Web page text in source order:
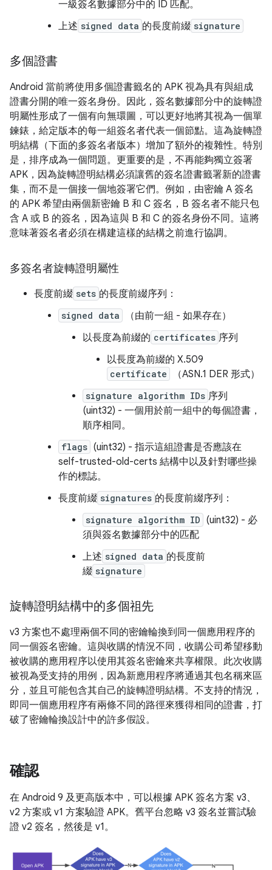
一級簽名數據部分中的 ID 匹配。
上述 signed data 的長度前綴 signature
多個證書
Android 當前將使用多個證書籤名的 APK 視為具有與組成
證書分開的唯一簽名身份。因此，簽名數據部分中的旋轉證
明屬性形成了一個有向無環圖，可以更好地將其視為一個單
鍊錶，給定版本的每一組簽名者代表一個節點。這為旋轉證
明結構（下面的多簽名者版本）增加了額外的複雜性。特別
是，排序成為一個問題。更重要的是，不再能夠獨立簽署
APK，因為旋轉證明結構必須讓舊的簽名證書籤署新的證書
集，而不是一個接一個地簽署它們。例如，由密鑰 A 簽名
的 APK 希望由兩個新密鑰 B 和 C 簽名，B 簽名者不能只包
含 A 或 B 的簽名，因為這與 B 和 C 的簽名身份不同。這將
意味著簽名者必須在構建這樣的結構之前進行協調。
多簽名者旋轉證明屬性
長度前綴 sets 的長度前綴序列：
signed data
（由前一組 - 如果存在）
以長度為前綴的 certificates 序列
以長度為前綴的 X.509
certificate （ASN.1 DER 形式）
signature algorithm IDs 序列
(uint32) - 一個用於前一組中的每個證書，
順序相同。
flags (uint32) - 指示這組證書是否應該在
self-trusted-old-certs 結構中以及針對哪些操
作的標誌。
長度前綴 signatures 的長度前綴序列：
signature algorithm ID (uint32) - 必
須與簽名數據部分中的匹配
上述 signed data 的長度前
綴 signature
旋轉證明結構中的多個祖先
v3 方案也不處理兩個不同的密鑰輪換到同一個應用程序的
同一個簽名密鑰。這與收購的情況不同，收購公司希望移動
被收購的應用程序以使用其簽名密鑰來共享權限。此次收購
被視為受支持的用例，因為新應用程序將通過其包名稱來區
分，並且可能包含其自己的旋轉證明結構。不支持的情況，
即同一個應用程序有兩條不同的路徑來獲得相同的證書，打
破了密鑰輪換設計中的許多假設。
確認
在 Android 9 及更高版本中，可以根據 APK 簽名方案 v3、
v2 方案或 v1 方案驗證 APK。舊平台忽略 v3 簽名並嘗試驗
證 v2 簽名，然後是 v1。